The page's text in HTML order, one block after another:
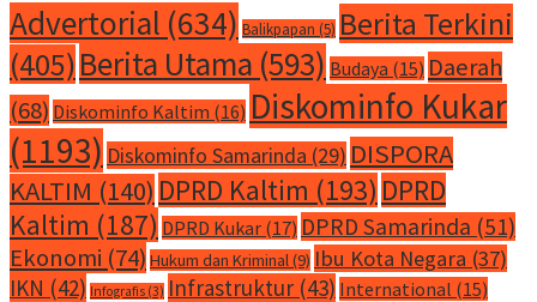
Advertorial (634) Balikpapan (5) Berita Terkini
(405)Berita Utama (593) Budaya (15) Daerah
(68) Diskominfo Kaltim (16) Diskominfo Kukar
(1193) Diskominfo Samarinda (29) DISPORA
KALTIM (140) DPRD Kaltim (193) DPRD
Kaltim (187) DPRD Kukar (17) DPRD Samarinda (51)
Ekonomi (74) Hukum dan Kriminal(9) Ibu Kota Negara (37)
IKN (42) Infografis (3) Infrastruktur (43) International (15)